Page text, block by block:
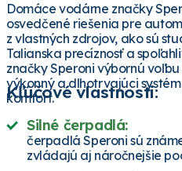
Domáce vodárne značky
osvedčené riešenia pre
z vlastných zdrojov, ako sú
Talianska precíznosť a
značky Speroni výbornú
výkonný a dlhotrvajúci
komfort.
Kľúčové vlastnosti:
Silné čerpadlá:
čerpadlá Speroni sú
zvládajú aj náročnejšie